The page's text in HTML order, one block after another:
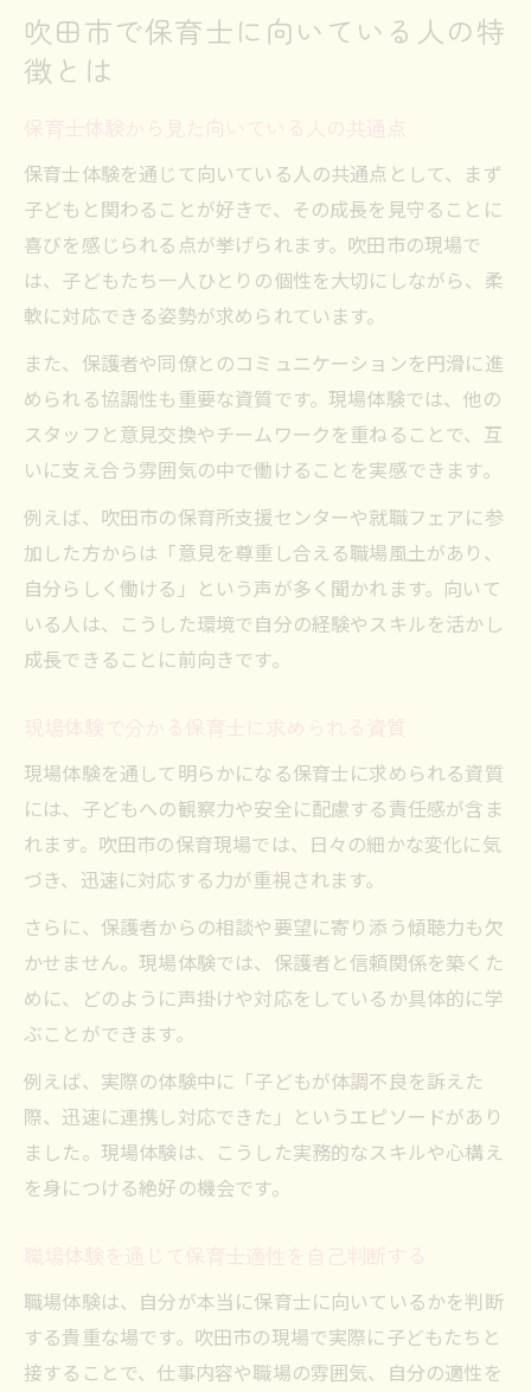
吹田市で保育士に向いている人の特
徴とは
保育士体験から見た向いている人の共通点
保育士体験を通じて向いている人の共通点として、まず
子どもと関わることが好きで、その成長を見守ることに
喜びを感じられる点が挙げられます。吹田市の現場で
は、子どもたち一人ひとりの個性を大切にしながら、柔
軟に対応できる姿勢が求められています。
また、保護者や同僚とのコミュニケーションを円滑に進
められる協調性も重要な資質です。現場体験では、他の
スタッフと意見交換やチームワークを重ねることで、互
いに支え合う雰囲気の中で働けることを実感できます。
例えば、吹田市の保育所支援センターや就職フェアに参
加した方からは「意見を尊重し合える職場風土があり、
自分らしく働ける」という声が多く聞かれます。向いて
いる人は、こうした環境で自分の経験やスキルを活かし
成長できることに前向きです。
現場体験で分かる保育士に求められる資質
現場体験を通して明らかになる保育士に求められる資質
には、子どもへの観察力や安全に配慮する責任感が含ま
れます。吹田市の保育現場では、日々の細かな変化に気
づき、迅速に対応する力が重視されます。
さらに、保護者からの相談や要望に寄り添う傾聴力も欠
かせません。現場体験では、保護者と信頼関係を築くた
めに、どのように声掛けや対応をしているか具体的に学
ぶことができます。
例えば、実際の体験中に「子どもが体調不良を訴えた
際、迅速に連携し対応できた」というエピソードがあり
ました。現場体験は、こうした実務的なスキルや心構え
を身につける絶好の機会です。
職場体験を通じて保育士適性を自己判断する
職場体験は、自分が本当に保育士に向いているかを判断
する貴重な場です。吹田市の現場で実際に子どもたちと
接することで、仕事内容や職場の雰囲気、自分の適性を